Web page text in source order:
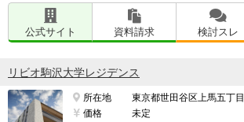
公式サイト 資料請求 検討スレ
リビオ駒沢大学レジデンス
所在地
東京都世田谷区上馬五丁目
価格
未定